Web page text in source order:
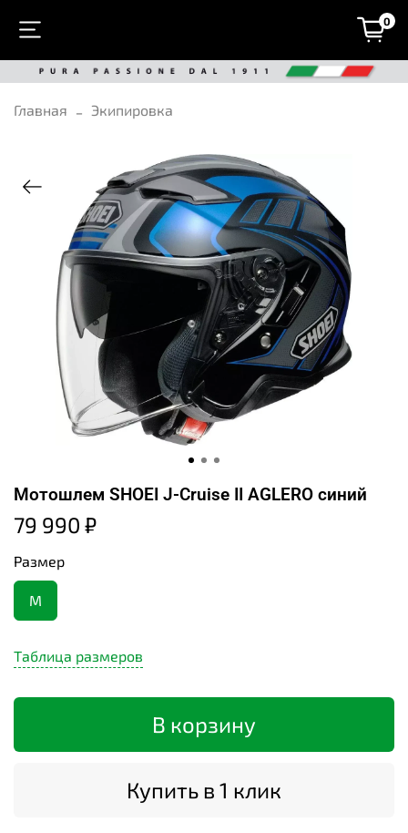
0
Главная Экипировка
Мотошлем SHOEI J-Cruise II AGLERO синий
79 990 ₽
Таблица размеров
В корзину
Купить в 1 клик
Размер
M